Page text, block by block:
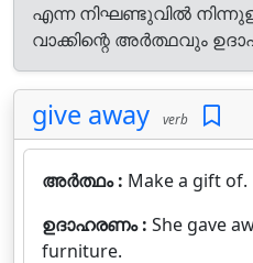
എന്ന നിഘണ്ടുവിൽ
വാക്കിന്റെ അർത്ഥവും
give away verb
അർത്ഥം : Make a gift of.
ഉദാഹരണം : She gave
furniture.